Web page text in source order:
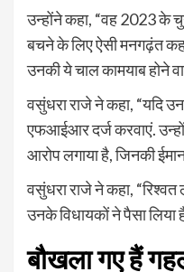
उन्होंने कहा, “वह 2023 के
बचने के लिए ऐसी मनगढ़ंत
उनकी ये चाल कामयाब होने
वसुंधरा राजे ने कहा, “यदि
एफआईआर दर्ज करवाएं.
आरोप लगाया है, जिनकी
वसुंधरा राजे ने कहा, “रिश्वत
उनके विधायकों ने पैसा
बौखला गए हैं